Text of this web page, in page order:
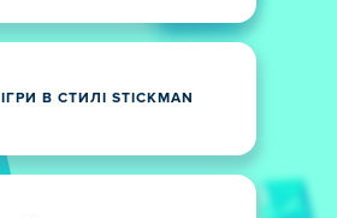
ІГРИ В СТИЛІ STICKMAN